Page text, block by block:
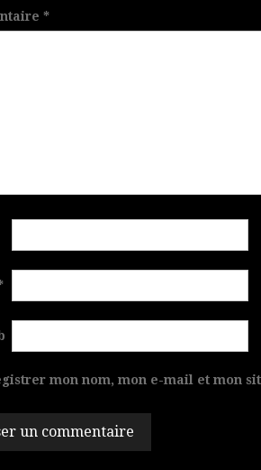
*
mon nom, mon e-mail et mon